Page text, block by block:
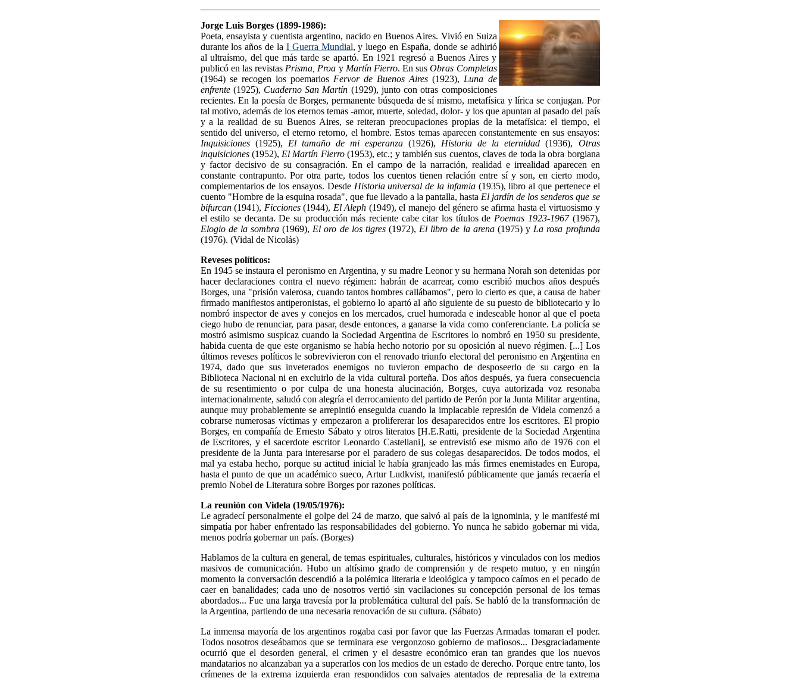
Jorge Luis Borges (1899-1986):
Poeta, ensayista y cuentista argentino, nacido en Buenos Aires. Vivió en Suiza
durante los años de la I Guerra Mundial, y luego en España, donde se adhirió
al ultraísmo, del que más tarde se apartó. En 1921 regresó a Buenos Aires y
publicó en las revistas Prisma, Proa y Martín Fierro. En susObras Completas
(1964) se recogen los poemarios Fervor de Buenos Aires (1923), Luna de
enfrente(1925), Cuaderno San Martín (1929), junto con otras composiciones
recientes. En la poesía de Borges, permanente búsqueda de sí mismo, metafísica y lírica se conjugan. Por
tal motivo, además de los eternos temas -amor, muerte, soledad, dolor- y los que apuntan al pasado del país
y a la realidad de su Buenos Aires, se reiteran preocupaciones propias de la metafísica: el tiempo, el
sentido del universo, el eterno retorno, el hombre. Estos temas aparecen constantemente en sus ensayos:
Inquisiciones(1925), El tamaño de mi esperanza(1926), Historia de la eternidad (1936), Otras
inquisiciones(1952), El Martín Fierro(1953), etc.; y también sus cuentos, claves de toda la obra borgiana
y factor decisivo de su consagración. En el campo de la narración, realidad e irrealidad aparecen en
constante contrapunto. Por otra parte, todos los cuentos tienen relación entre sí y son, en cierto modo,
complementarios de los ensayos. Desde Historia universal de la infamia(1935), libro al que pertenece el
cuento "Hombre de la esquina rosada", que fue llevado a la pantalla, hasta El jardín de los senderos que se
bifurcan(1941), Ficciones(1944), El Aleph (1949), el manejo del género se afirma hasta el virtuosismo y
el estilo se decanta. De su producción más reciente cabe citar los títulos de Poemas 1923-1967(1967),
Elogio de la sombra(1969), El oro de los tigres(1972), El libro de la arena(1975) y La rosa profunda
(1976). (Vidal de Nicolás)
Reveses políticos:
En 1945 se instaura el peronismo en Argentina, y su madre Leonor y su hermana Norah son detenidas por
hacer declaraciones contra el nuevo régimen: habrán de acarrear, como escribió muchos años después
Borges, una "prisión valerosa, cuando tantos hombres callábamos", pero lo cierto es que, a causa de haber
firmado manifiestos antiperonistas, el gobierno lo apartó al año siguiente de su puesto de bibliotecario y lo
nombró inspector de aves y conejos en los mercados, cruel humorada e indeseable honor al que el poeta
ciego hubo de renunciar, para pasar, desde entonces, a ganarse la vida como conferenciante. La policía se
mostró asimismo suspicaz cuando la Sociedad Argentina de Escritores lo nombró en 1950 su presidente,
habida cuenta de que este organismo se había hecho notorio por su oposición al nuevo régimen. [...] Los
últimos reveses políticos le sobrevivieron con el renovado triunfo electoral del peronismo en Argentina en
1974, dado que sus inveterados enemigos no tuvieron empacho de desposeerlo de su cargo en la
Biblioteca Nacional ni en excluirlo de la vida cultural porteña. Dos años después, ya fuera consecuencia
de su resentimiento o por culpa de una honesta alucinación, Borges, cuya autorizada voz resonaba
internacionalmente, saludó con alegría el derrocamiento del partido de Perón por la Junta Militar argentina,
aunque muy probablemente se arrepintió enseguida cuando la implacable represión de Videla comenzó a
cobrarse numerosas víctimas y empezaron a prolifererar los desaparecidos entre los escritores. El propio
Borges, en compañía de Ernesto Sábato y otros literatos [H.E.Ratti, presidente de la Sociedad Argentina
de Escritores, y el sacerdote escritor Leonardo Castellani], se entrevistó ese mismo año de 1976 con el
presidente de la Junta para interesarse por el paradero de sus colegas desaparecidos. De todos modos, el
mal ya estaba hecho, porque su actitud inicial le había granjeado las más firmes enemistades en Europa,
hasta el punto de que un académico sueco, Artur Ludkvist, manifestó públicamente que jamás recaería el
premio Nobel de Literatura sobre Borges por razones políticas.
La reunión con Videla (19/05/1976):
Le agradecí personalmente el golpe del 24 de marzo, que salvó al país de la ignominia, y le manifesté mi
simpatía por haber enfrentado las responsabilidades del gobierno. Yo nunca he sabido gobernar mi vida,
menos podría gobernar un país. (Borges)
Hablamos de la cultura en general, de temas espirituales, culturales, históricos y vinculados con los medios
masivos de comunicación. Hubo un altísimo grado de comprensión y de respeto mutuo, y en ningún
momento la conversación descendió a la polémica literaria e ideológica y tampoco caímos en el pecado de
caer en banalidades; cada uno de nosotros vertió sin vacilaciones su concepción personal de los temas
abordados... Fue una larga travesía por la problemática cultural del país. Se habló de la transformación de
la Argentina, partiendo de una necesaria renovación de su cultura. (Sábato)
La inmensa mayoría de los argentinos rogaba casi por favor que las Fuerzas Armadas tomaran el poder.
Todos nosotros deseábamos que se terminara ese vergonzoso gobierno de mafiosos... Desgraciadamente
ocurrió que el desorden general, el crimen y el desastre económico eran tan grandes que los nuevos
mandatarios no alcanzaban ya a superarlos con los medios de un estado de derecho. Porque entre tanto, los
crímenes de la extrema izquierda eran respondidos con salvajes atentados de represalia de la extrema